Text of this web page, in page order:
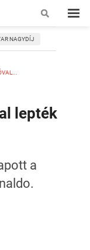
NAGYDÍJ
lepték
a